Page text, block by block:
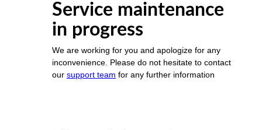
Service maintenance
in progress
We are working for you and apologize for any
inconvenience. Please do not hesitate to contact
our support team for any further information